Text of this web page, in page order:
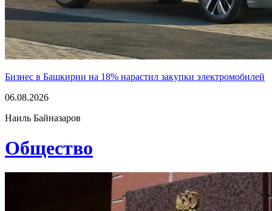
Бизнес в Башкирии на 18% нарастил закупки электромобилей
06.08.2026
Наиль Байназаров
Общество